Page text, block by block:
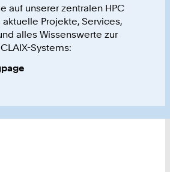
auf unserer zentralen HPC
Projekte, Services,
alles Wissenswerte zur
Systems: